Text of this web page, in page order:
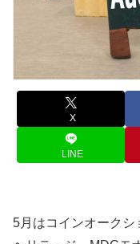
X
LINE
5月はコインオークシ